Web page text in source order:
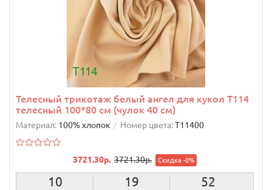
Телесный трикотаж белый ангел для кукол T114
телесный 100*80 см (чулок 40 см)
Материал: 100% хлопок Номер цвета:T11400
3721.30р. 3721.30р. Скидка -0%
10 19 51